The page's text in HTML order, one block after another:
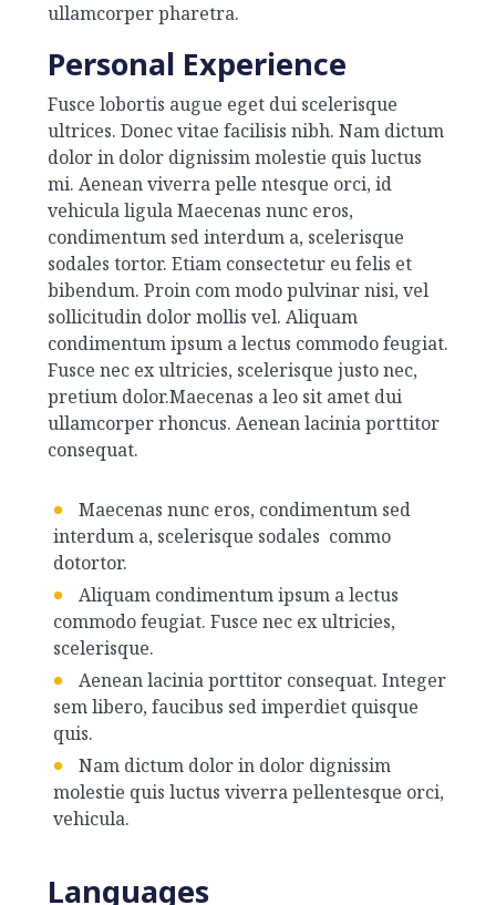
ullamcorper pharetra.
Personal Experience
Fusce lobortis augue eget dui scelerisque
ultrices. Donec vitae facilisis nibh. Nam dictum
dolor in dolor dignissim molestie quis luctus
mi. Aenean viverra pelle ntesque orci, id
vehicula ligula Maecenas nunc eros,
condimentum sed interdum a, scelerisque
sodales tortor. Etiam consectetur eu felis et
bibendum. Proin com modo pulvinar nisi, vel
sollicitudin dolor mollis vel. Aliquam
condimentum ipsum a lectus commodo feugiat.
Fusce nec ex ultricies, scelerisque justo nec,
pretium dolor.Maecenas a leo sit amet dui
ullamcorper rhoncus. Aenean lacinia porttitor
consequat.
Maecenas nunc eros, condimentum sed
interdum a, scelerisque sodales commo
dotortor.
Aliquam condimentum ipsum a lectus
commodo feugiat. Fusce nec ex ultricies,
scelerisque.
Aenean lacinia porttitor consequat. Integer
sem libero, faucibus sed imperdiet quisque
quis.
Nam dictum dolor in dolor dignissim
molestie quis luctus viverra pellentesque orci,
vehicula.
Languages